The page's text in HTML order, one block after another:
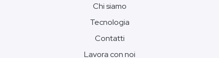
Chi siamo
Tecnologia
Contatti
Lavora con noi